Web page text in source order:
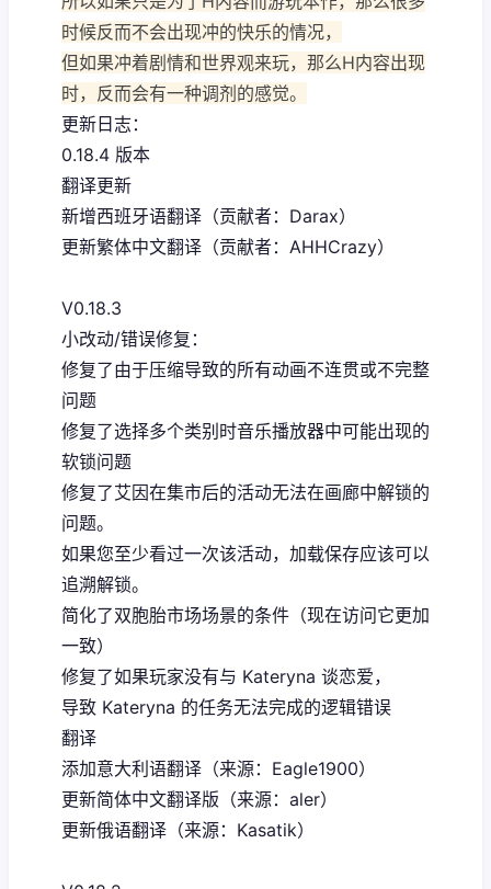
时候反而不会出现冲的快乐的情况，
但如果冲着剧情和世界观来玩，那么H内容出现
时，反而会有一种调剂的感觉。
更新日志：
0.18.4 版本
翻译更新
新增西班牙语翻译（贡献者：Darax）
更新繁体中文翻译（贡献者：AHHCrazy）
V0.18.3
小改动/错误修复：
修复了由于压缩导致的所有动画不连贯或不完整
问题
修复了选择多个类别时音乐播放器中可能出现的
软锁问题
修复了艾因在集市后的活动无法在画廊中解锁的
问题。
如果您至少看过一次该活动，加载保存应该可以
追溯解锁。
简化了双胞胎市场场景的条件（现在访问它更加
一致）
修复了如果玩家没有与 Kateryna 谈恋爱，
导致 Kateryna 的任务无法完成的逻辑错误
翻译
添加意大利语翻译（来源：Eagle1900）
更新简体中文翻译版（来源：aler）
更新俄语翻译（来源：Kasatik）